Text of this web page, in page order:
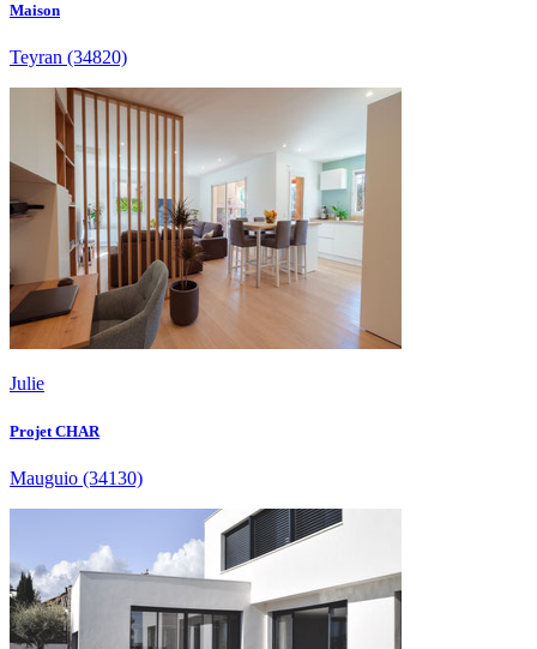
Maison
Teyran (34820)
Julie
Projet CHAR
Mauguio (34130)